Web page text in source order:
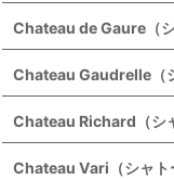
Chateau de Gaure（シ
Chateau Gaudrelle（
Chateau Richard（シ
Chateau Vari（シャト